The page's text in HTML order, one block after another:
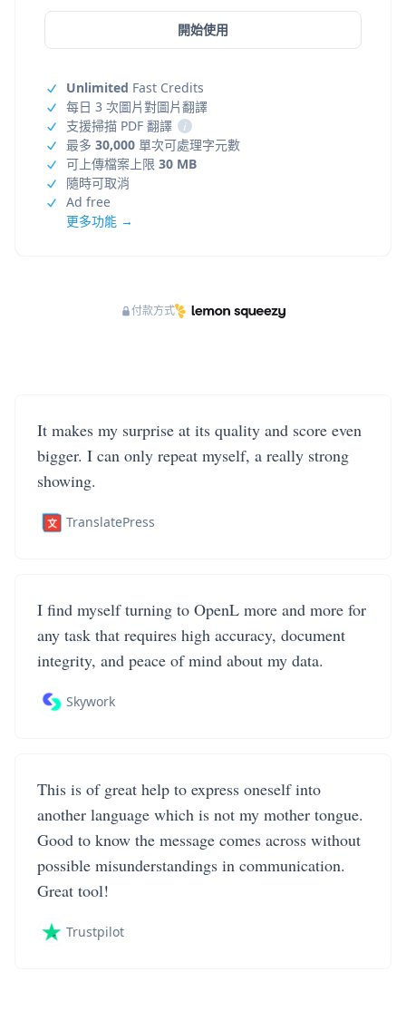
開始使用
Unlimited Fast Credits
每日 3 次圖片對圖片翻譯
支援掃描 PDF 翻譯
i
最多 30,000 單次可處理字元數
可上傳檔案上限 30 MB
隨時可取消
Ad free
更多功能 →
付款方式
It makes my surprise at its quality and score even
bigger. I can only repeat myself, a really strong
showing.
TranslatePress
I find myself turning to OpenL more and more for
any task that requires high accuracy, document
integrity, and peace of mind about my data.
Skywork
This is of great help to express oneself into
another language which is not my mother tongue.
Good to know the message comes across without
possible misunderstandings in communication.
Great tool!
Trustpilot